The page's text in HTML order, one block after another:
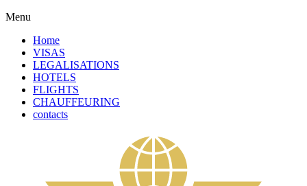
Menu
Home
VISAS
LEGALISATIONS
HOTELS
FLIGHTS
CHAUFFEURING
contacts